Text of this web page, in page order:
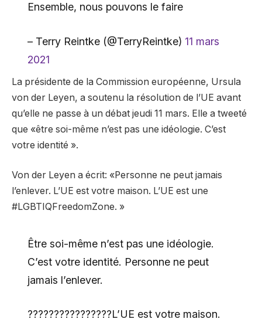
Ensemble, nous pouvons le faire
– Terry Reintke (@TerryReintke) 11 mars
2021
La présidente de la Commission européenne, Ursula
von der Leyen, a soutenu la résolution de l’UE avant
qu’elle ne passe à un débat jeudi 11 mars. Elle a tweeté
que «être soi-même n’est pas une idéologie. C’est
votre identité ».
Von der Leyen a écrit: «Personne ne peut jamais
l’enlever. L’UE est votre maison. L’UE est une
#LGBTIQFreedomZone. »
Être soi-même n’est pas une idéologie.
C’est votre identité. Personne ne peut
jamais l’enlever.
????????????️‍????L’UE est votre maison.